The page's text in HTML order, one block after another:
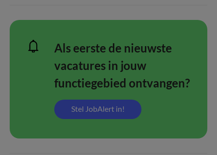
Als eerste de nieuwste
vacatures in jouw
functiegebied ontvangen?
Stel JobAlert in!